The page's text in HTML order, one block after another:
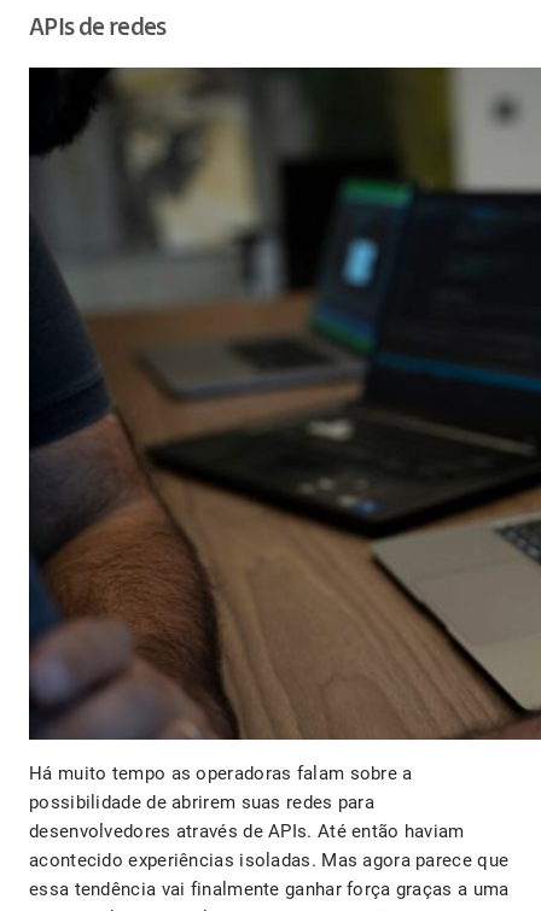
APIs de redes
Há muito tempo as operadoras falam sobre a
possibilidade de abrirem suas redes para
desenvolvedores através de APIs. Até então haviam
acontecido experiências isoladas. Mas agora parece que
essa tendência vai finalmente ganhar força graças a uma